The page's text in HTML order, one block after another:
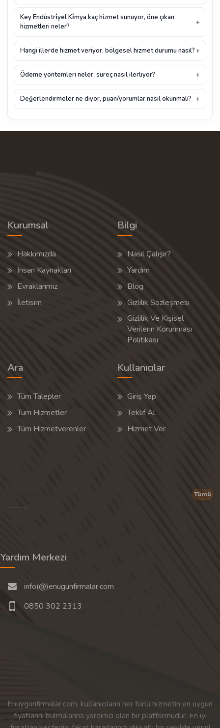
Key Endüstri̇yel Ki̇mya kaç hizmet sunuyor, öne çıkan
hizmetleri neler?
Hangi illerde hizmet veriyor, bölgesel hizmet durumu nasıl?
Ödeme yöntemleri neler, süreç nasıl ilerliyor?
Değerlendirmeler ne diyor, puan/yorumlar nasıl okunmalı?
Kurumsal
Hakkımızda
İnsan Kaynakları
Evraklarımız
İletisim
Bilgi
Nasıl Çalışır?
Yardım
Blog
Gizlilik Sözleşmesi
Gizlilik Ve Kişisel
Verilerin Korunması
Politikası
Ara
Tüm Talepler
Tüm Hizmetler
Tüm Hizmetverenler
Kullanıcılar
Giriş Yap
Teklif Al
Hizmet Ver
Tümü
Yardım Merkezi
info(@)enugunfirmalar.com
0850 302 2313
Enuygunfirmalar.com, kullanıcıların her türlü hizmetin en uygun
fiyatlarını bulmalarına yardımcı olan bir platformudur. En iyi